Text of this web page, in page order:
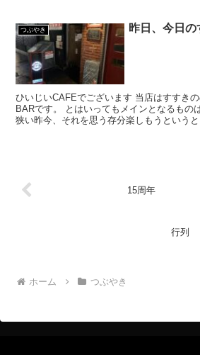
つぶやき 昨日、今日の
ひいじいCAFEでございます 当店はすすき
BARです。 とはいってもメインとなるもの
狭い昨今、それを思う存分楽しもうというと
15周年
行列
ホーム つぶやき